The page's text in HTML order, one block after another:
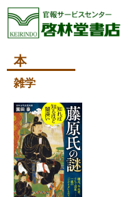
本
雑学